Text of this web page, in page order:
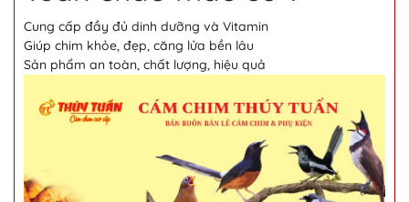
Cung cấp đầy đủ dinh dưỡng và Vitamin
Giúp chim khỏe, đẹp, căng lửa bền lâu
Sản phẩm an toàn, chất lượng, hiệu quả